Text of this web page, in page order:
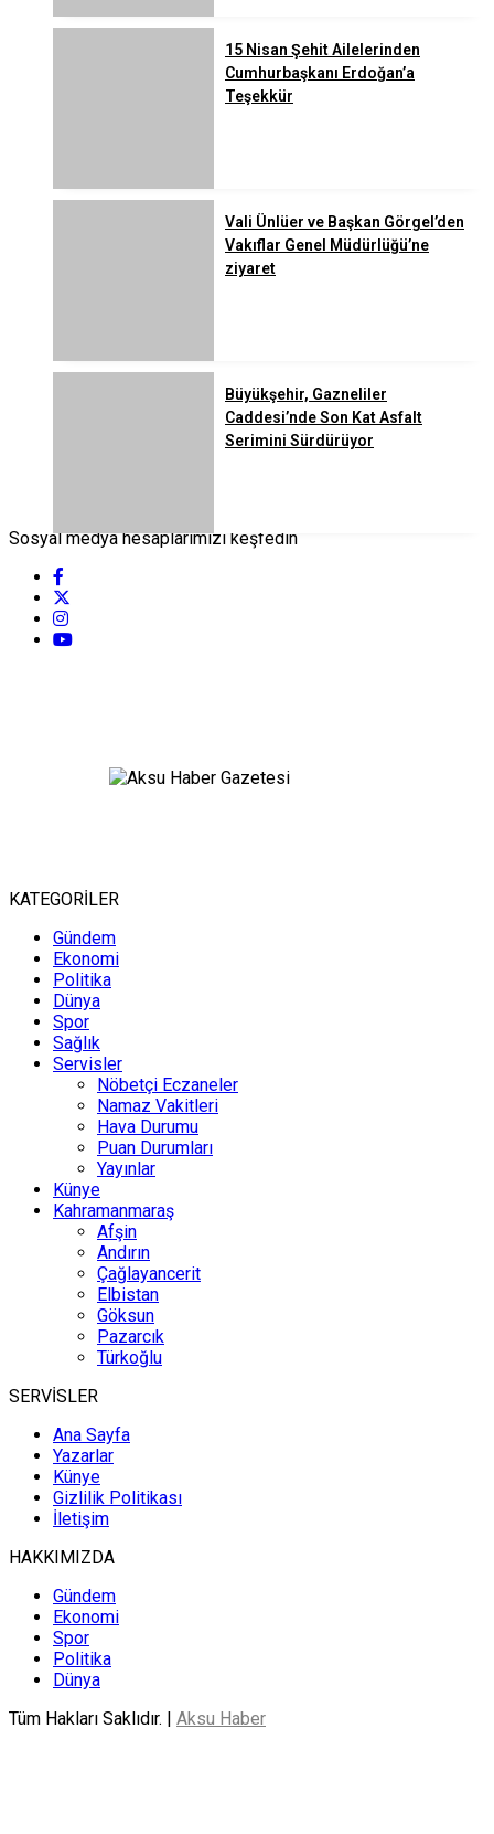
15 Nisan Şehit Ailelerinden
Cumhurbaşkanı Erdoğan’a
Teşekkür
Vali Ünlüer ve Başkan Görgel’den
Vakıflar Genel Müdürlüğü’ne
ziyaret
Büyükşehir, Gazneliler
Caddesi’nde Son Kat Asfalt
Serimini Sürdürüyor
Sosyal medya hesaplarımızı keşfedin
KATEGORİLER
Gündem
Ekonomi
Politika
Dünya
Spor
Sağlık
Servisler
Nöbetçi Eczaneler
Namaz Vakitleri
Hava Durumu
Puan Durumları
Yayınlar
Künye
Kahramanmaraş
Afşin
Andırın
Çağlayancerit
Elbistan
Göksun
Pazarcık
Türkoğlu
SERVİSLER
Ana Sayfa
Yazarlar
Künye
Gizlilik Politikası
İletişim
HAKKIMIZDA
Gündem
Ekonomi
Spor
Politika
Dünya
Tüm Hakları Saklıdır. | Aksu Haber